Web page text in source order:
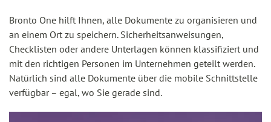
Bronto One hilft Ihnen, alle Dokumente zu organisieren und
an einem Ort zu speichern. Sicherheitsanweisungen,
Checklisten oder andere Unterlagen können klassifiziert und
mit den richtigen Personen im Unternehmen geteilt werden.
Natürlich sind alle Dokumente über die mobile Schnittstelle
verfügbar – egal, wo Sie gerade sind.